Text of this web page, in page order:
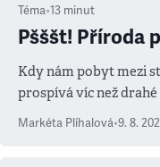
Téma•13 minut
Pšššt! Příroda
Kdy nám pobyt mezi
prospívá víc než
Markéta Plíhalová•9. 8.